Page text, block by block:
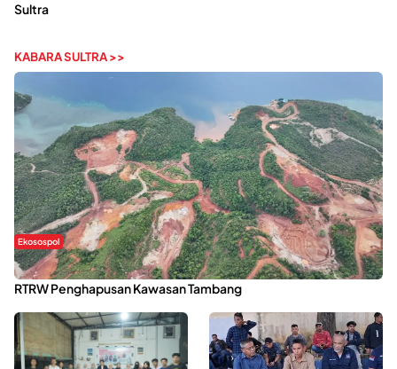
Sultra
KABARA SULTRA >>
Ekosospol
Kabaena Menanti Kepastian Pemulihan Lingkungan Usai Revisi
RTRW Penghapusan Kawasan Tambang